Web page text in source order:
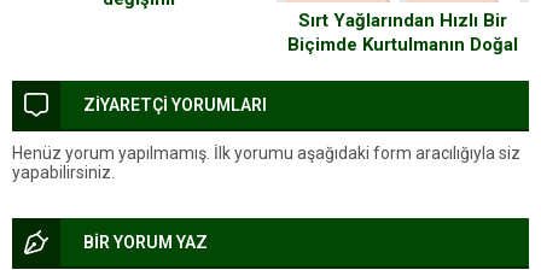
Sırt Yağlarından Hızlı Bir
Biçimde Kurtulmanın Doğal
ZİYARETÇİ YORUMLARI
Henüz yorum yapılmamış. İlk yorumu aşağıdaki form aracılığıyla siz
yapabilirsiniz.
BİR YORUM YAZ